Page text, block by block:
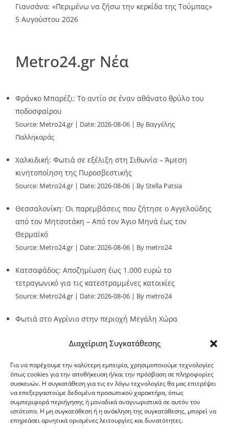
Διαχείριση Συγκατάθεσης
Για να παρέχουμε την καλύτερη εμπειρία, χρησιμοποιούμε τεχνολογίες
όπως cookies για την αποθήκευση ή/και την πρόσβαση σε πληροφορίες
συσκευών. Η συγκατάθεση για τις εν λόγω τεχνολογίες θα μας επιτρέψει
να επεξεργαστούμε δεδομένα προσωπικού χαρακτήρα, όπως
συμπεριφορά περιήγησης ή μοναδικά αναγνωριστικά σε αυτόν τον
ιστότοπο. Η μη συγκατάθεση ή η ανάκληση της συγκατάθεσης, μπορεί να
επηρεάσει αρνητικά ορισμένες λειτουργίες και δυνατότητες.
Γιανσάνα: «Περιμένω να ζήσω την κερκίδα της Τούμπας»
5 Αυγούστου 2026
Metro24.gr Νέα
Φράνκο Μπαρέζι: Το αντίο σε έναν αθάνατο θρύλο του
ποδοσφαίρου
Source: Metro24.gr Date: 2026-08-06
By Βαγγέλης
Παλληκαράς
Χαλκιδική: Φωτιά σε εξέλιξη στη Σιθωνία – Άμεση
κινητοποίηση της Πυροσβεστικής
Source: Metro24.gr Date: 2026-08-06 By Stella Patsia
Θεσσαλονίκη: Οι παρεμβάσεις που ζήτησε ο Αγγελούδης
από τον Μητσοτάκη – Από τον Άγιο Μηνά έως τον
Θερμαϊκό
Source: Metro24.gr Date: 2026-08-06 By metro24
Κατσαφάδος: Αποζημίωση έως 1.000 ευρώ το
τετραγωνικό για τις κατεστραμμένες κατοικίες
Source: Metro24.gr Date: 2026-08-06 By metro24
Φωτιά στο Αγρίνιο στην περιοχή Μεγάλη Χώρα
G-point.gr